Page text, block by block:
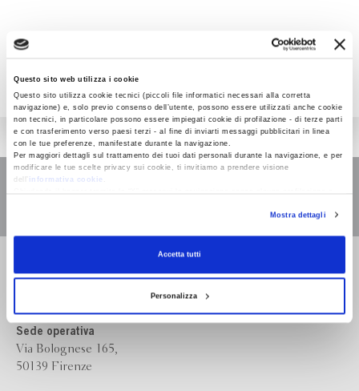
Questo sito web utilizza i cookie
Questo sito utilizza cookie tecnici (piccoli file informatici necessari alla corretta
navigazione) e, solo previo consenso dell’utente, possono essere utilizzati anche cookie
non tecnici, in particolare possono essere impiegati cookie di profilazione - di terze parti
e con trasferimento verso paesi terzi - al fine di inviarti messaggi pubblicitari in linea
con le tue preferenze, manifestate durante la navigazione.
Per maggiori dettagli sul trattamento dei tuoi dati personali durante la navigazione, e per
modificare le tue scelte privacy sui cookie, ti invitiamo a prendere visione
dell’
informativa cookie
RevocaMostra dettagli
Accetta tutti
Personalizza
Giunti Editore
Sede operativa
Via Bolognese 165,
50139 Firenze